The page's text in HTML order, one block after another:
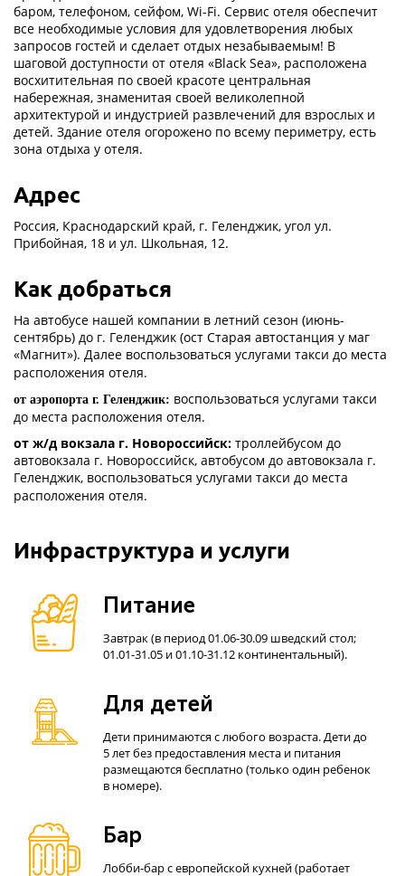
баром, телефоном, сейфом, Wi-Fi. Сервис отеля обеспечит
все необходимые условия для удовлетворения любых
запросов гостей и сделает отдых незабываемым! В
шаговой доступности от отеля «Black Sea», расположена
восхитительная по своей красоте центральная
набережная, знаменитая своей великолепной
архитектурой и индустрией развлечений для взрослых и
детей. Здание отеля огорожено по всему периметру, есть
зона отдыха у отеля.
Адрес
Россия, Краснодарский край, г. Геленджик, угол ул.
Прибойная, 18 и ул. Школьная, 12.
Как добраться
На автобусе нашей компании в летний сезон (июнь-
сентябрь) до г. Геленджик (ост Старая автостанция у маг
«Магнит»). Далее воспользоваться услугами такси до места
расположения отеля.
от аэропорта г. Геленджик: воспользоваться услугами такси
до места расположения отеля.
от ж/д вокзала г. Новороссийск: троллейбусом до
автовокзала г. Новороссийск, автобусом до автовокзала г.
Геленджик, воспользоваться услугами такси до места
расположения отеля.
Инфраструктура и услуги
Питание
Завтрак (в период 01.06-30.09 шведский стол;
01.01-31.05 и 01.10-31.12 континентальный).
Для детей
Дети принимаются с любого возраста. Дети до
5 лет без предоставления места и питания
размещаются бесплатно (только один ребенок
в номере).
Бар
Лобби-бар с европейской кухней (работает